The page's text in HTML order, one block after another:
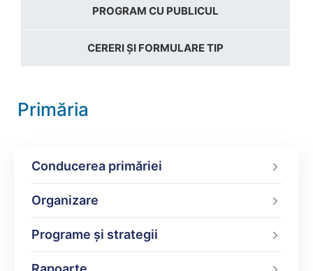
PROGRAM CU PUBLICUL
CERERI ȘI FORMULARE TIP
Primăria
Conducerea primăriei
Organizare
Programe şi strategii